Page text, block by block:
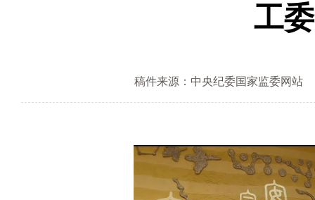
工
稿件来源：中央纪委国家监委网站